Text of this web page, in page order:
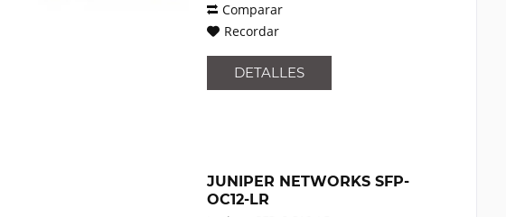
Comparar
Recordar
DETALLES
JUNIPER NETWORKS SFP-
OC12-LR